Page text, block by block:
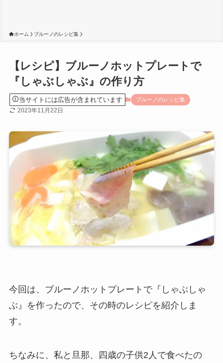
ホーム ブルーノのレシピ集
【レシピ】ブルーノホットプレートで
『しゃぶしゃぶ』の作り方
当サイトには広告が含まれています ブルーノのレシピ集
2023年11月22日
今回は、ブルーノホットプレートで『しゃぶしゃ
ぶ』を作ったので、その時のレシピを紹介しま
す。
ちなみに、私と旦那、四歳の子供2人で食べたの